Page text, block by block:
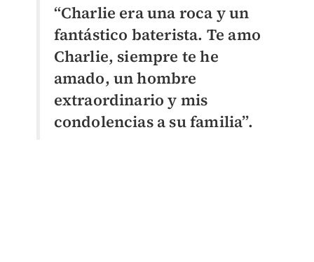
“Charlie era una roca y un
fantástico baterista. Te amo
Charlie, siempre te he
amado, un hombre
extraordinario y mis
condolencias a su familia”.